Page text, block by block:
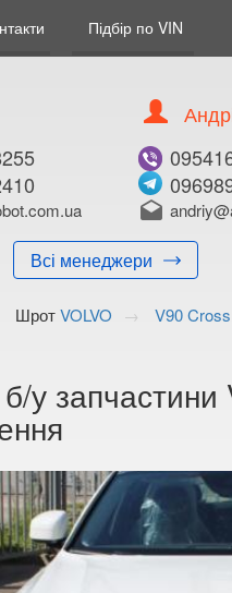
Підбір по VIN
Всі менеджери
drafts
ШротVOLVO V90
у